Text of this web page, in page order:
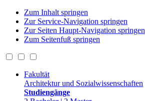
Zum Inhalt springen
Zur Service-Navigation springen
Zur Seiten Haupt-Navigation springen
Zum Seitenfuß springen
Fakultät
Architektur und Sozialwissenschaften
Studiengänge